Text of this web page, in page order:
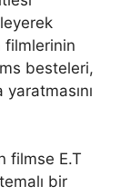
filmlerinin
besteleri,
filmse E.T
bir